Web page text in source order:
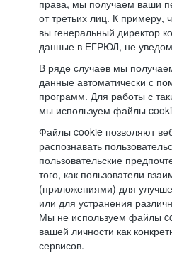
права, мы получаем ваши
от третьих лиц. К примеру,
вы генеральный директор
данные в ЕГРЮЛ, не
В ряде случаев мы
данные автоматически с
программ. Для работы с
мы используем файлы
Файлы cookie позволяют
распознавать
пользовательские
того, как пользователи
(приложениями) для
или для устранения
Мы не используем файлы
вашей личности как
сервисов.